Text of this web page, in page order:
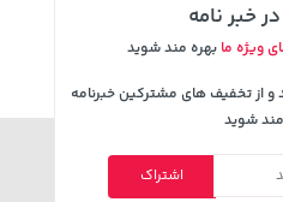
خبر نامه
ویژه ما بهره مند شوید
و از تخفیف های مشترکین خبرنامه
شوید
اشتراک